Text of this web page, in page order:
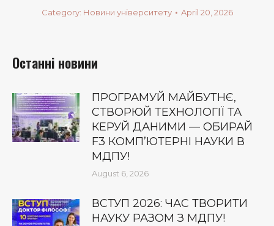
Category: Новини університету April 20, 2026
Останні новини
ПРОГРАМУЙ МАЙБУТНЄ,
СТВОРЮЙ ТЕХНОЛОГІЇ ТА
КЕРУЙ ДАНИМИ — ОБИРАЙ
F3 КОМП’ЮТЕРНІ НАУКИ В
МДПУ!
August 6, 2026
ВСТУП 2026: ЧАС ТВОРИТИ
НАУКУ РАЗОМ З МДПУ!